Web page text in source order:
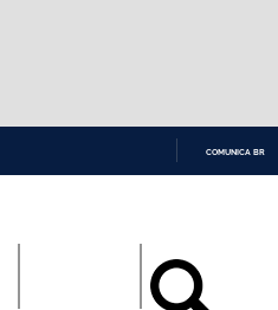
COMUNICA BR